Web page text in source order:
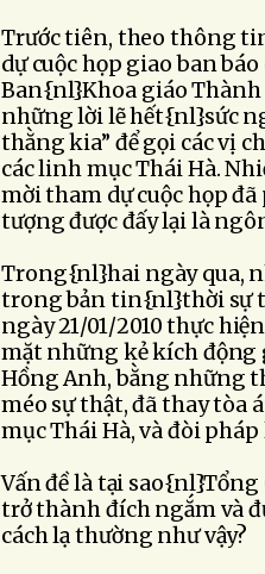
Trước tiên, theo thông
dự cuộc họp giao ban
Ban{nl}Khoa giáo Thành
những lời lẽ hết{nl}sức
thằng kia” để gọi các vị
các linh mục Thái Hà.
mời tham dự cuộc họp
tượng được đấy lại là
Trong{nl}hai ngày qua,
trong bản tin{nl}thời sự
ngày 21/01/2010 thực
mặt những kẻ kích động
Hồng Anh, bằng những
méo sự thật, đã thay tòa
mục Thái Hà, và đòi
Vấn đề là tại
trở thành đích ngắm và
cách lạ thường như vậy?